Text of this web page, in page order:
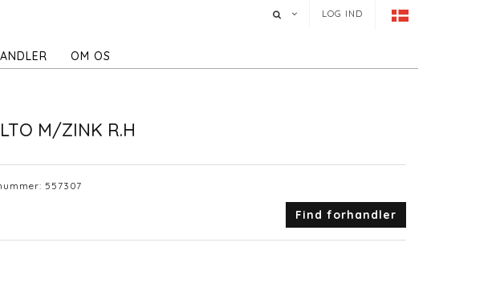
LOG IND
OM OS
M/ZINK R.H
557307
Find forhandler